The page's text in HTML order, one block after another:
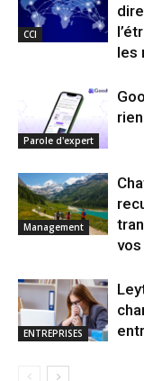
CCI
les
Parole d'expert
Management
vos
ENTREPRISES